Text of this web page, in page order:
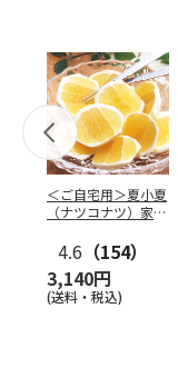
＜ご自宅用＞夏小夏
（ナツコナツ）家庭
4.6 （154）
3,140円
(送料・税込)